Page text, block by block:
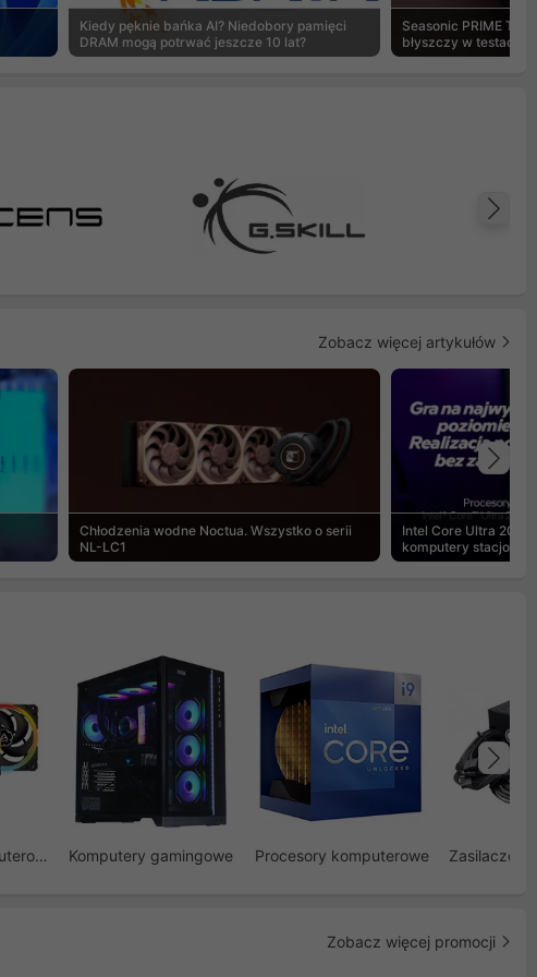
Kiedy pęknie bańka AI? Niedobory pamięci
DRAM mogą potrwać jeszcze 10 lat?
Seasonic PRIME
błyszczy w testach
Zobacz więcej artykułów
Chłodzenia wodne Noctua. Wszystko o serii
NL-LC1
Intel Core Ultra 200S
komputery
Wentylatory komputerowe Komputery gamingowe Procesory komputerowe Zasilacze
Zobacz więcej promocji